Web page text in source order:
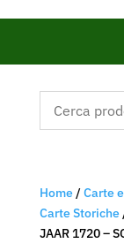
Home/Carte
Carte Storiche
JAAR 1720 –